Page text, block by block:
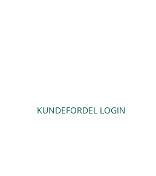
KUNDEFORDEL LOGIN